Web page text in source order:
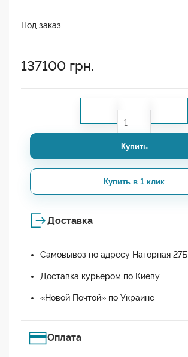
Под заказ
137100 грн.
Купить
Купить в 1 клик
Доставка
Самовывоз по адресу Нагорная 27Б
Доставка курьером по Киеву
«Новой Почтой» по Украине
Оплата